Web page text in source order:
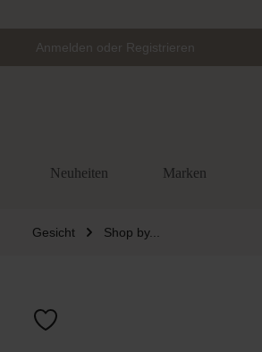
Anmelden oder Registrieren
Neuheiten Marken
Gesicht Shop by...